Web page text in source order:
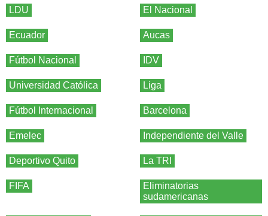
LDU El Nacional
Ecuador Aucas
Fútbol Nacional IDV
Universidad Católica Liga
Fútbol Internacional Barcelona
Emelec Independiente del Valle
Deportivo Quito La TRI
FIFA
Eliminatorias
sudamericanas